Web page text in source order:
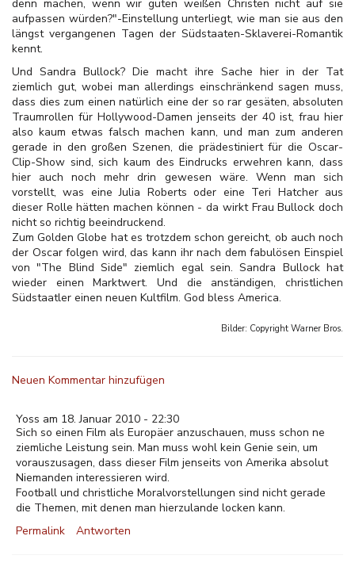
denn machen, wenn wir guten weißen Christen nicht auf sie
aufpassen würden?"-Einstellung unterliegt, wie man sie aus den
längst vergangenen Tagen der Südstaaten-Sklaverei-Romantik
kennt.
Und Sandra Bullock? Die macht ihre Sache hier in der Tat
ziemlich gut, wobei man allerdings einschränkend sagen muss,
dass dies zum einen natürlich eine der so rar gesäten, absoluten
Traumrollen für Hollywood-Damen jenseits der 40 ist, frau hier
also kaum etwas falsch machen kann, und man zum anderen
gerade in den großen Szenen, die prädestiniert für die Oscar-
Clip-Show sind, sich kaum des Eindrucks erwehren kann, dass
hier auch noch mehr drin gewesen wäre. Wenn man sich
vorstellt, was eine Julia Roberts oder eine Teri Hatcher aus
dieser Rolle hätten machen können - da wirkt Frau Bullock doch
nicht so richtig beeindruckend.
Zum Golden Globe hat es trotzdem schon gereicht, ob auch noch
der Oscar folgen wird, das kann ihr nach dem fabulösen Einspiel
von "The Blind Side" ziemlich egal sein. Sandra Bullock hat
wieder einen Marktwert. Und die anständigen, christlichen
Südstaatler einen neuen Kultfilm. God bless America.
Bilder: Copyright Warner Bros.
Neuen Kommentar hinzufügen
Yoss am 18. Januar 2010 - 22:30
Sich so einen Film als Europäer anzuschauen, muss schon ne
ziemliche Leistung sein. Man muss wohl kein Genie sein, um
vorauszusagen, dass dieser Film jenseits von Amerika absolut
Niemanden interessieren wird.
Football und christliche Moralvorstellungen sind nicht gerade
die Themen, mit denen man hierzulande locken kann.
Permalink
Antworten